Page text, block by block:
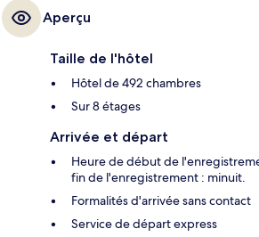
Aperçu
Taille de l'hôtel
Hôtel de 492 chambres
Sur 8 étages
Arrivée et départ
Heure de début de
fin de l'enregistrement : minuit.
Formalités d'arrivée sans contact
Service de départ express